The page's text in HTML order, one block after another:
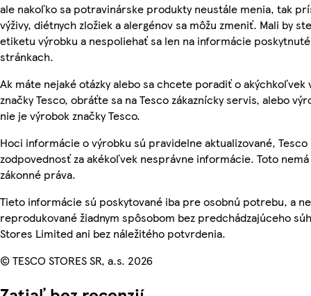
ale nakoľko sa potravinárske produkty neustále menia, tak
výživy, diétnych zložiek a alergénov sa môžu zmeniť. Mali by
etiketu výrobku a nespoliehať sa len na informácie
stránkach.
Ak máte nejaké otázky alebo sa chcete poradiť o akýchkoľvek
značky Tesco, obráťte sa na Tesco zákaznícky servis, alebo
nie je výrobok značky Tesco.
Hoci informácie o výrobku sú pravidelne aktualizované, Tesco
zodpovednosť za akékoľvek nesprávne informácie. Toto nemá
zákonné práva.
Tieto informácie sú poskytované iba pre osobnú potrebu, a
reprodukované žiadnym spôsobom bez predchádzajúceho
Stores Limited ani bez náležitého potvrdenia.
© TESCO STORES SR, a.s. 2026